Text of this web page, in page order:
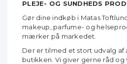
PLEJE- OG SUNDHEDS
Gør dine indkøb i Matas
makeup, parfume- og
mærker på markedet.
Der er tilmed et stort udvalg af
butikken. Vi giver gerne råd og